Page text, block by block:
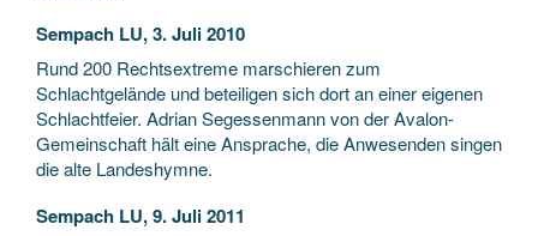
Sempach LU, 3. Juli 2010
Rund 200 Rechtsextreme marschieren zum
Schlachtgelände und beteiligen sich dort an einer eigenen
Schlachtfeier. Adrian Segessenmann von der Avalon-
Gemeinschaft hält eine Ansprache, die Anwesenden singen
die alte Landeshymne.
Sempach LU, 9. Juli 2011